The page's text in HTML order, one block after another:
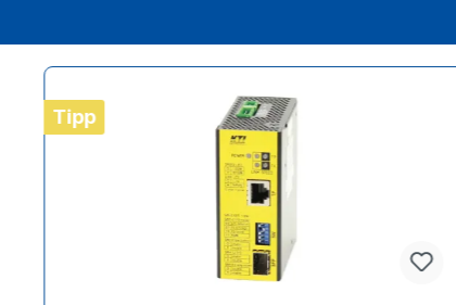
Produktgalerie überspringen
Tipp